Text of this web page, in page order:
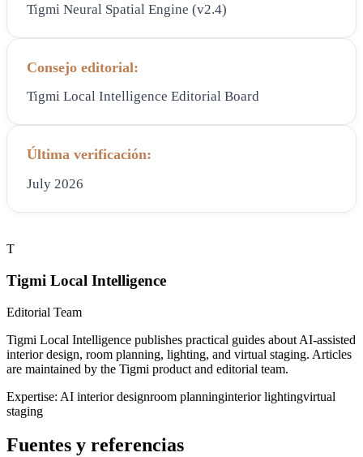
Tigmi Neural Spatial Engine (v2.4)
Consejo editorial:
Tigmi Local Intelligence Editorial Board
Última verificación:
July 2026
T
Tigmi Local Intelligence
Editorial Team
Tigmi Local Intelligence publishes practical guides about AI-assisted
interior design, room planning, lighting, and virtual staging. Articles
are maintained by the Tigmi product and editorial team.
Expertise: AI interior designroom planninginterior lightingvirtual
staging
Fuentes y referencias